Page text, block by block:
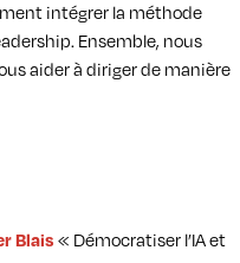
intégrer la méthode
Ensemble, nous
aider à diriger de manière
Blais « Démocratiser l’IA et